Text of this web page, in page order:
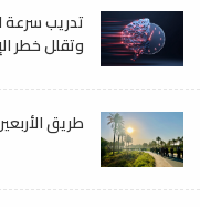
تدريب سرعة
وتقلل خطر
طريق